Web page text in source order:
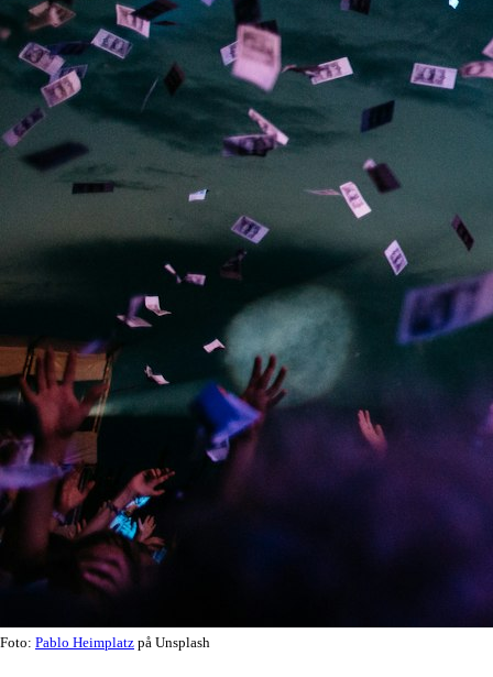
Foto: Pablo Heimplatz på Unsplash